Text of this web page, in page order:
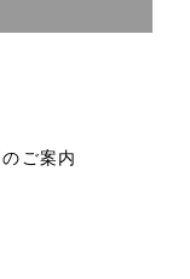
ご案内